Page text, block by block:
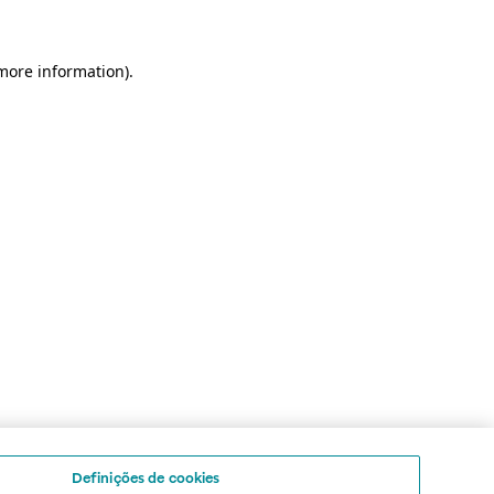
information).
Definições de cookies